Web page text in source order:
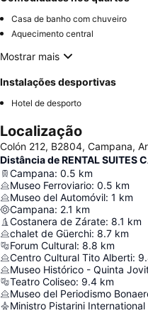
Casa de banho com chuveiro
Aquecimento central
Mostrar mais
Instalações desportivas
Hotel de desporto
Localização
Colón 212, B2804, Campana,
Distância de RENTAL SUITES
Campana: 0.5 km
Museo Ferroviario: 0.5 km
Museo del Automóvil: 1 km
Campana: 2.1 km
Costanera de Zárate: 8.1 km
chalet de Güerchi: 8.7 km
Forum Cultural: 8.8 km
Centro Cultural Tito Alberti:
Museo Histórico - Quinta
Teatro Coliseo: 9.4 km
Museo del Periodismo
Ministro Pistarini